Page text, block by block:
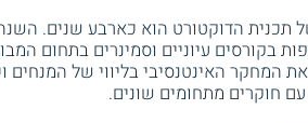
תכנית הדוקטורט הוא כארבע שנים.
בקורסים עיוניים וסמינרים בתחום
המחקר האינטנסיבי בליווי של המנחים
חוקרים מתחומים שונים.